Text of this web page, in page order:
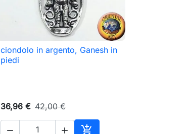
 Anteprima
ciondolo in argento, Ganesh in
piedi
36,96 € 42,00 €
  